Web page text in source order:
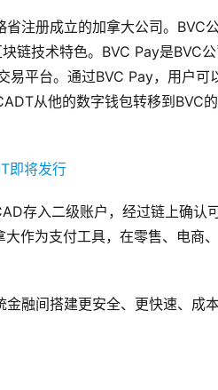
注册成立的加拿大公司。BVC
链技术特色。BVC Pay是BVC
易平台。通过BVC Pay，用户可
从他的数字钱包转移到BVC
存入二级账户，经过链上确认
作为支付工具，在零售、电商
融间搭建更安全、更快速、成